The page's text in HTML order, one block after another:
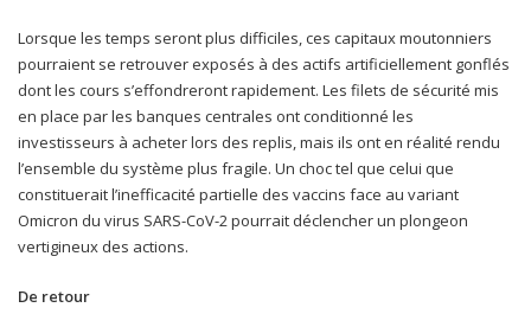
Lorsque les temps seront plus difficiles, ces capitaux moutonniers
pourraient se retrouver exposés à des actifs artificiellement gonflés
dont les cours s’effondreront rapidement. Les filets de sécurité mis
en place par les banques centrales ont conditionné les
investisseurs à acheter lors des replis, mais ils ont en réalité rendu
l’ensemble du système plus fragile. Un choc tel que celui que
constituerait l’inefficacité partielle des vaccins face au variant
Omicron du virus SARS-CoV-2 pourrait déclencher un plongeon
vertigineux des actions.
De retour